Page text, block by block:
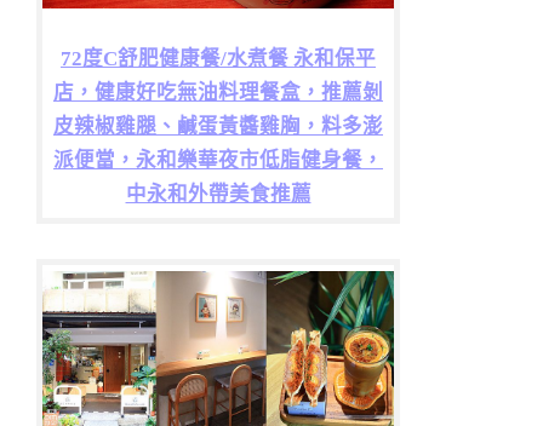
72度C舒肥健康餐/水煮餐 永和保平
店，健康好吃無油料理餐盒，推薦剝
皮辣椒雞腿、鹹蛋黃醬雞胸，料多澎
派便當，永和樂華夜市低脂健身餐，
中永和外帶美食推薦